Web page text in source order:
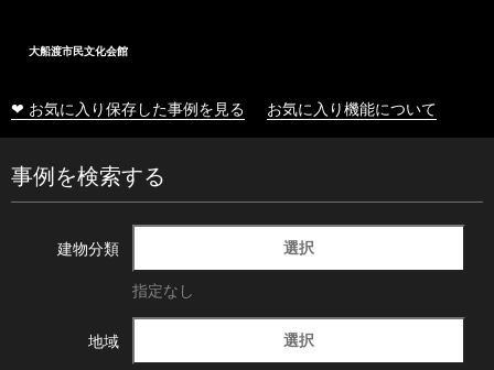
大船渡市民文化会館
❤ お気に入り保存した事例を見る お気に入り機能について
事例を検索する
建物分類 選択
指定なし
地域 選択